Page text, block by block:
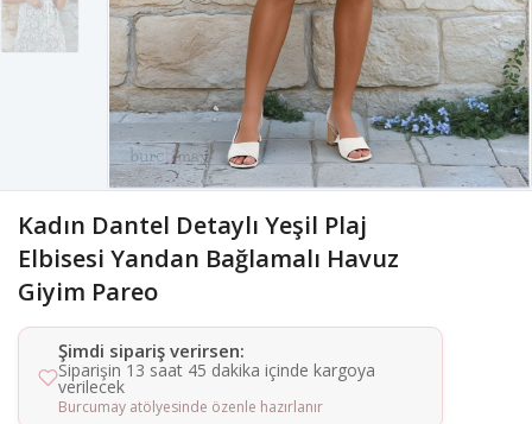
Kadın Dantel Detaylı Yeşil Plaj
Elbisesi Yandan Bağlamalı Havuz
Giyim Pareo
Şimdi sipariş verirsen:
Siparişin 13 saat 45 dakika içinde kargoya
verilecek
Burcumay atölyesinde özenle hazırlanır